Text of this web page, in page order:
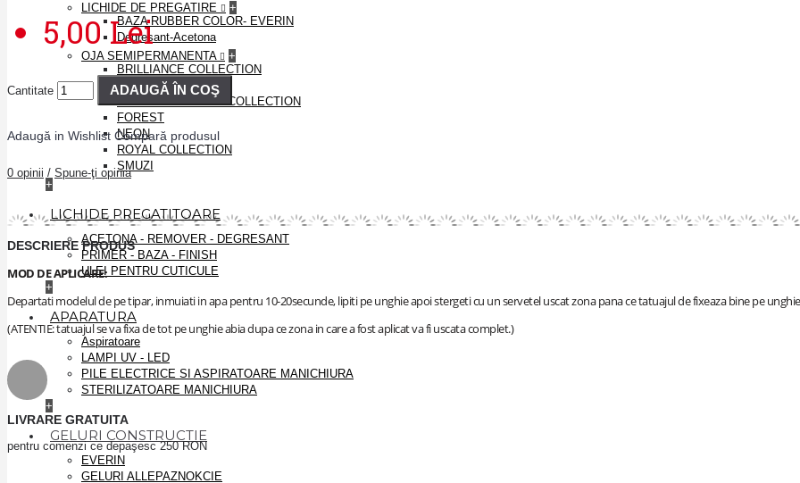
LICHIDE DE PREGATIRE
+
BAZA RUBBER COLOR- EVERIN
Degresant-Acetona
OJA SEMIPERMANENTA
+
BRILLIANCE COLLECTION
DISCO
EVERIN PRESTIGE COLLECTION
FOREST
NEON
ROYAL COLLECTION
SMUZI
+
LICHIDE PREGATITOARE
ACETONA - REMOVER - DEGRESANT
PRIMER - BAZA - FINISH
ULEI PENTRU CUTICULE
+
APARATURA
Aspiratoare
LAMPI UV - LED
PILE ELECTRICE SI ASPIRATOARE MANICHIURA
STERILIZATOARE MANICHIURA
+
GELURI CONSTRUCTIE
EVERIN
GELURI ALLEPAZNOKCIE
5,00 Lei
Cantitate ADAUGĂ ÎN COŞ
Adaugă in Wishlist Compară produsul
0 opinii / Spune-ţi opinia
DESCRIERE PRODUS
MOD DE APLICARE:
Departati modelul de pe tipar, inmuiati in apa pentru 10-20secunde, lipiti pe unghie apoi stergeti cu un servetel uscat zona pana ce tatuajul de fixeaza bine pe
(ATENTIE: tatuajul se va fixa de tot pe unghie abia dupa ce zona in care a fost aplicat va fi uscata complet.)
LIVRARE GRATUITA
pentru comenzi ce depaşesc 250 RON